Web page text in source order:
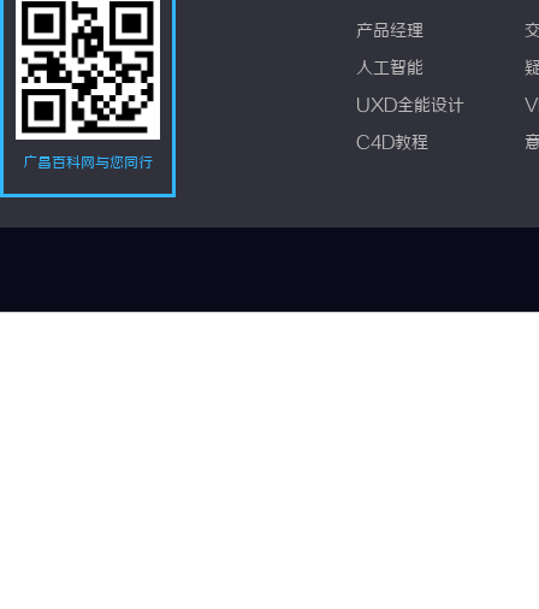
广昌百科网与您同行
产品经理
人工智能
UXD全能设计
C4D教程